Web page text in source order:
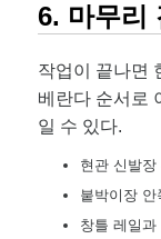
6. 마무리
작업이 끝나면
베란다 순서로
일 수 있다.
현관 신발
붙박이장
창틀 레일